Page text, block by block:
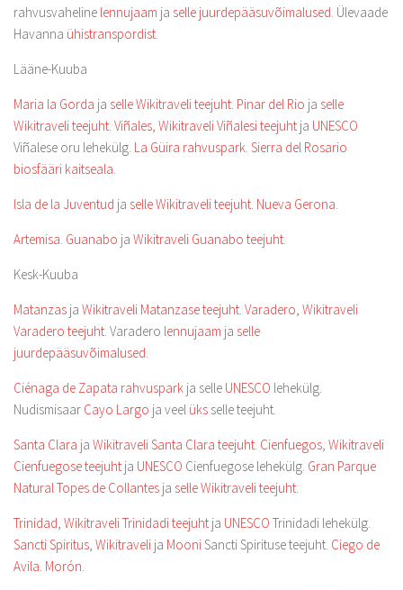
rahvusvaheline lennujaam ja selle juurdepääsuvõimalused. Ülevaade
Havanna ühistranspordist.
Lääne-Kuuba
Maria la Gorda ja selle Wikitraveli teejuht. Pinar del Rio ja selle
Wikitraveli teejuht. Viñales, Wikitraveli Viñalesi teejuht ja UNESCO
Viñalese oru lehekülg. La Güira rahvuspark. Sierra del Rosario
biosfääri kaitseala.
Isla de la Juventud ja selle Wikitraveli teejuht. Nueva Gerona.
Artemisa. Guanabo ja Wikitraveli Guanabo teejuht.
Kesk-Kuuba
Matanzas ja Wikitraveli Matanzase teejuht. Varadero, Wikitraveli
Varadero teejuht. Varadero lennujaam ja selle
juurdepääsuvõimalused.
Ciénaga de Zapata rahvuspark ja selle UNESCO lehekülg.
Nudismisaar Cayo Largo ja veel üks selle teejuht.
Santa Clara ja Wikitraveli Santa Clara teejuht. Cienfuegos, Wikitraveli
Cienfuegose teejuht ja UNESCO Cienfuegose lehekülg. Gran Parque
Natural Topes de Collantes ja selle Wikitraveli teejuht.
Trinidad, Wikitraveli Trinidadi teejuht ja UNESCO Trinidadi lehekülg.
Sancti Spiritus, Wikitraveli ja MooniSancti Spirituse teejuht. Ciego de
Avila. Morón.